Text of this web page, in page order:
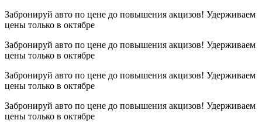
Забронируй авто по цене до повышения акцизов! Удерживаем
цены только в октябре
Забронируй авто по цене до повышения акцизов! Удерживаем
цены только в октябре
Забронируй авто по цене до повышения акцизов! Удерживаем
цены только в октябре
Забронируй авто по цене до повышения акцизов! Удерживаем
цены только в октябре